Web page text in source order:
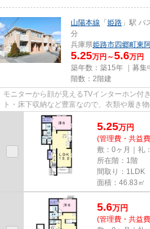
山陽本線 「姫路 」駅 バ
分
兵庫県姫路市四郷町東
5.25万円～5.6万円
築年数：築15年 ｜募集
階数：2階建
モニターから顔が見えるTVインターホン付
ト・床下収納など豊富なので、衣類や履き
備は洗面所独立・浴室乾燥機...
5.25万円
(管理費・共益
敷：0ヶ月｜礼
所在階：1階
間取り：1LDK
面積：46.83㎡
5.6万円
(管理費・共益